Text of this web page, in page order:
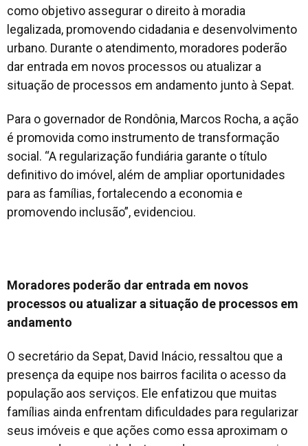
como objetivo assegurar o direito à moradia
legalizada, promovendo cidadania e desenvolvimento
urbano. Durante o atendimento, moradores poderão
dar entrada em novos processos ou atualizar a
situação de processos em andamento junto à Sepat.
Para o governador de Rondônia, Marcos Rocha, a ação
é promovida como instrumento de transformação
social. “A regularização fundiária garante o título
definitivo do imóvel, além de ampliar oportunidades
para as famílias, fortalecendo a economia e
promovendo inclusão”, evidenciou.
Moradores poderão dar entrada em novos
processos ou atualizar a situação de processos em
andamento
O secretário da Sepat, David Inácio, ressaltou que a
presença da equipe nos bairros facilita o acesso da
população aos serviços. Ele enfatizou que muitas
famílias ainda enfrentam dificuldades para regularizar
seus imóveis e que ações como essa aproximam o